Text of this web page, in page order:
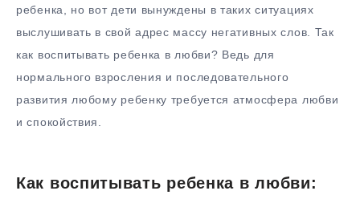
ребенка, но вот дети вынуждены в таких ситуациях
выслушивать в свой адрес массу негативных слов. Так
как воспитывать ребенка в любви? Ведь для
нормального взросления и последовательного
развития любому ребенку требуется атмосфера любви
и спокойствия.
Как воспитывать ребенка в любви: